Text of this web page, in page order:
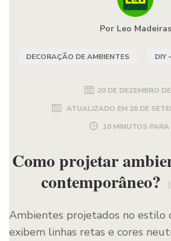
Por Leo Madeiras
DECORAÇÃO DE AMBIENTES DIY
20 DE DEZEMBRO
ATUALIZADO EM 26 DE
10 MINUTOS PARA
Como projetar
contemporâneo?
Ambientes projetados no estilo
exibem linhas retas e cores